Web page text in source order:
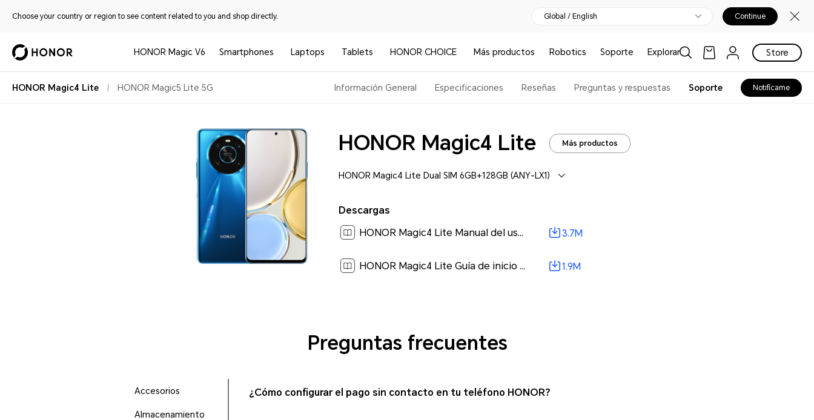
Choose your country or region to see content related to you and shop directly. Global / English Continue
HONOR Magic V6 Smartphones Laptops Tablets HONOR CHOICE Más productos Robotics Soporte Explorar Store
HONOR Magic4 Lite HONOR Magic5 Lite 5G Información General Especificaciones Reseñas Preguntas y respuestas Soporte Notifícame
HONOR Magic4 Lite Más productos
HONOR Magic4 Lite Dual SIM 6GB+128GB (ANY-LX1)
Descargas
HONOR Magic4 Lite Manual del usuario-(Magic UI 4.2_01,es)[ 3.7M ]
3.7M
HONOR Magic4 Lite Guía de inicio rápido-(Magic UI 4.2_01,ANY-LX1,es)[ 1.9M ] 1.9M
Preguntas frecuentes
Accesorios
Almacenamiento
¿Cómo configurar el pago sin contacto en tu teléfono HONOR?